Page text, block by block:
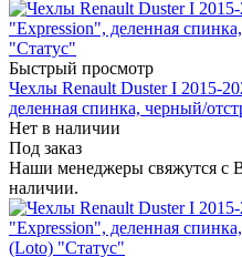
Быстрый просмотр
Чехлы Renault Duster I 2015-
деленная спинка, черный/
Нет в наличии
Под заказ
Наши менеджеры свяжутся с
наличии.